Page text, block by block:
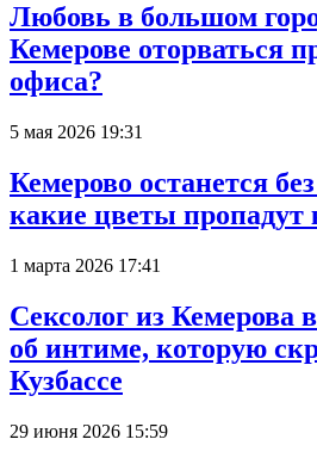
Любовь в большом
Кемерове оторваться
офиса?
5 мая 2026 19:31
Кемерово останется
какие цветы пропадут
1 марта 2026 17:41
Сексолог из Кемерова
об интиме, которую
Кузбассе
29 июня 2026 15:59